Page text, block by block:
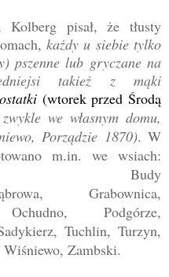
Kolberg pisał, że tłusty
każdy u siebie tylko
pszenne lub gryczane na
takież z mąki
ostatki(wtorek przed Środą
we własnym domu,
Porządzie 1870). W
m.in. we wsiach:
Budy
Grabownica,
Podgórze,
Tuchlin, Turzyn,
Zambski.